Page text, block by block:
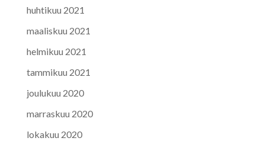
huhtikuu 2021
maaliskuu 2021
helmikuu 2021
tammikuu 2021
joulukuu 2020
marraskuu 2020
lokakuu 2020